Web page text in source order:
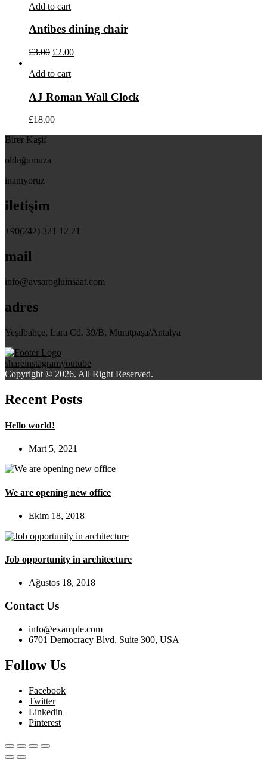
Add to cart
Antibes dining chair
£3.00 £2.00
Add to cart
AJ Roman Wall Clock
£18.00
Birer Kaşif
olduğumuza
inanıyoruz
iletişim
+90(242) 321 12 21
mail
info@avsarogluinsaat.com
adres
Yeşilbahçe, Lara Cd. 39/B, Muratpaşa/Antalya
shareinstagramyoutube
Copyright © 2026. All Right Reserved.
Recent Posts
Hello world!
Mart 5, 2021
We are opening new office
Ekim 18, 2018
Job opportunity in architecture
Ağustos 18, 2018
Contact Us
info@example.com
6701 Democracy Blvd, Suite 300, USA
Follow Us
Facebook
Twitter
Linkedin
Pinterest